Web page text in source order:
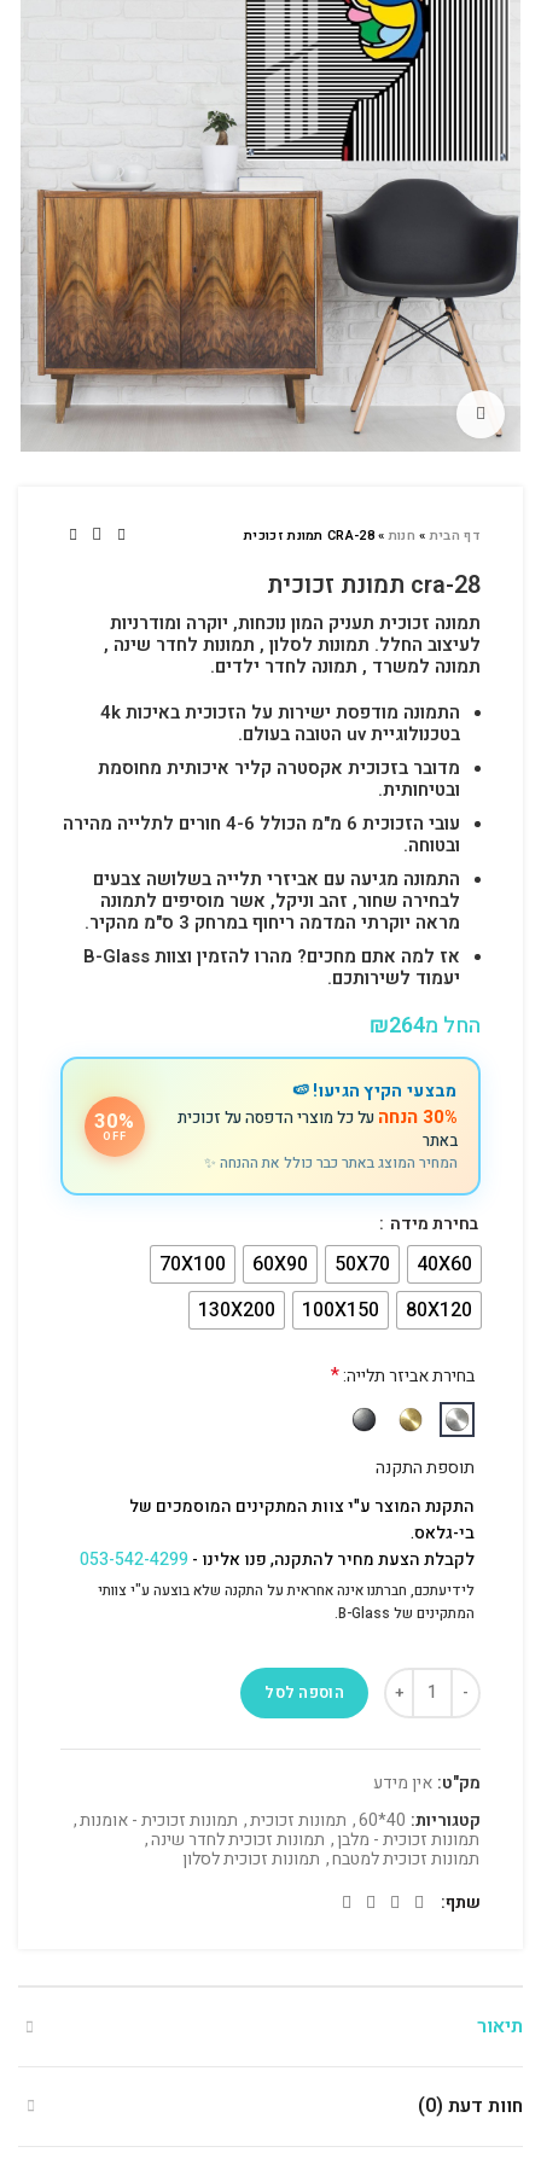
לחץ להגדלה
דף הבית» חנות»CRA-28 תמונת זכוכית
cra-28 תמונת זכוכית
תמונה זכוכית תעניק המון נוכחות, יוקרה ומודרניות
לעיצוב החלל. תמונות לסלון , תמונות לחדר שינה ,
תמונה למשרד , תמונה לחדר ילדים.
התמונה מודפסת ישירות על הזכוכית באיכות 4k
בטכנולוגיית uv הטובה בעולם.
מדובר בזכוכית אקסטרה קליר איכותית מחוסמת
ובטיחותית.
עובי הזכוכית 6 מ"מ הכולל 4-6 חורים לתלייה מהירה
ובטוחה.
התמונה מגיעה עם אביזרי תלייה בשלושה צבעים
לבחירה שחור, זהב וניקל, אשר מוסיפים לתמונה
מראה יוקרתי המדמה ריחוף במרחק 3 ס"מ מהקיר.
אז למה אתם מחכים? מהרו להזמין וצוות B-Glass
יעמוד לשירותכם.
החל מ ₪264
מבצעי הקיץ הגיעו! 🍉
30% הנחה
על כל מוצרי הדפסה על זכוכית
באתר
המחיר המוצג באתר כבר כולל את ההנחה ✨
30%
OFF
בחירת מידה
40X60
50X70
60X90
70X100
80X120
100X150
130X200
בחירת אביזר תלייה:*
תוספת התקנה
התקנת המוצר ע"י צוות המתקינים המוסמכים של
בי-גלאס.
לקבלת הצעת מחיר להתקנה, פנו אלינו -053-542-4299
לידיעתכם, חברתנו אינה אחראית על התקנה שלא בוצעה ע"י צוותי
המתקינים של B-Glass.
הוספה לסל
מק"ט: אין מידע
קטגוריות: 40*60
, תמונות זכוכית, תמונות זכוכית - אומנות,
תמונות זכוכית - מלבן, תמונות זכוכית לחדר שינה,
תמונות זכוכית למטבח, תמונות זכוכית לסלון
שתף
תיאור
חוות דעת (0)